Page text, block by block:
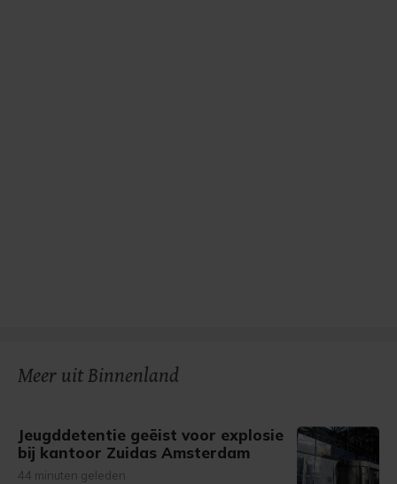
Meer uit Binnenland
Jeugddetentie geëist voor explosie
bij kantoor Zuidas Amsterdam
44 minuten geleden